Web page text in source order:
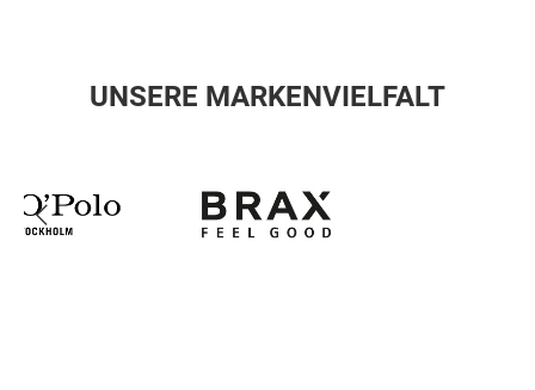
UNSERE MARKENVIELFALT